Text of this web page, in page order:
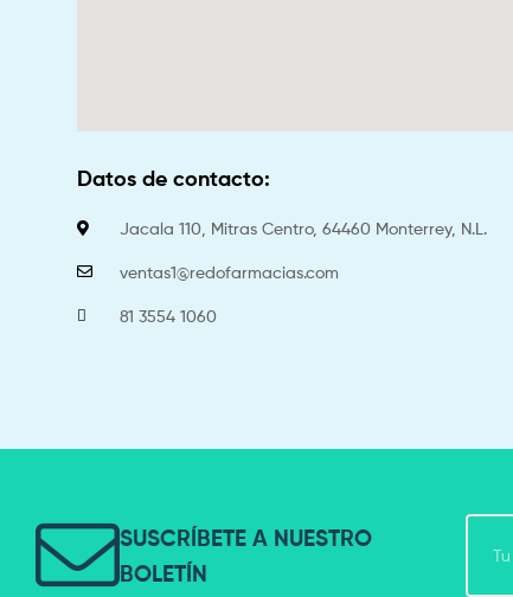
Datos de contacto:
Jacala 110, Mitras Centro, 64460 Monterrey, N.L.
ventas1@redofarmacias.com
81 3554 1060
SUSCRÍBETE A NUESTRO
BOLETÍN